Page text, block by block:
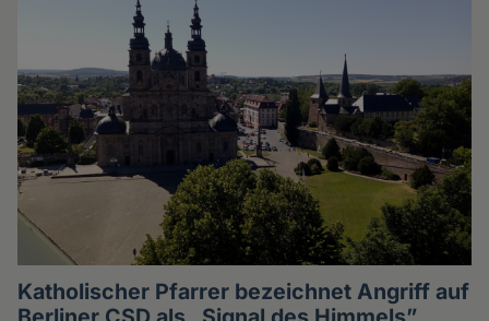
Katholischer Pfarrer bezeichnet Angriff auf